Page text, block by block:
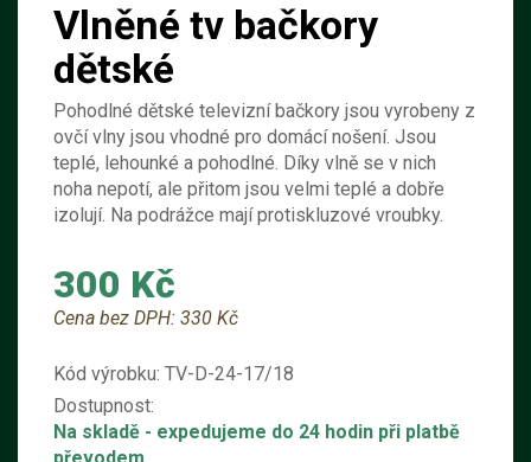
Vlněné tv bačkory
dětské
Pohodlné dětské televizní bačkory jsou vyrobeny z
ovčí vlny jsou vhodné pro domácí nošení. Jsou
teplé, lehounké a pohodlné. Díky vlně se v nich
noha nepotí, ale přitom jsou velmi teplé a dobře
izolují. Na podrážce mají protiskluzové vroubky.
300 Kč
Cena bez DPH: 330 Kč
Kód výrobku: TV-D-24-17/18
Dostupnost:
Na skladě - expedujeme do 24 hodin při platbě